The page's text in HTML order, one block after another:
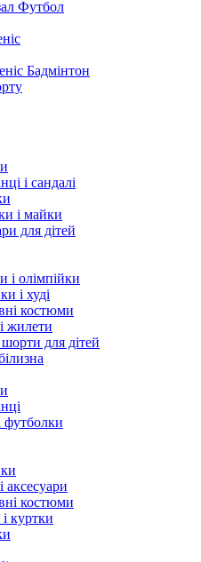
Футбол
Бадмінтон
і сандалі
і майки
для дітей
і олімпійки
і худі
костюми
жилети
для дітей
футболки
аксесуари
костюми
куртки